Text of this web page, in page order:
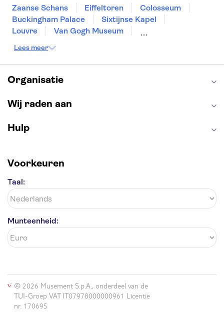
Zaanse Schans Eiffeltoren
Colosseum
Buckingham Palace
Sixtijnse Kapel
Louvre
Van Gogh Museum
Tower of London
Moulin Rouge
Keukenhof
ARTIS
Edinburgh Castle
Alhambra
Lees meer
Organisatie
Wij raden aan
Hulp
Voorkeuren
Taal:
Munteenheid:
© 2026 Musement S.p.A., onderdeel van de
TUI-Groep VAT IT07978000000961 Licentie
nr. 170695